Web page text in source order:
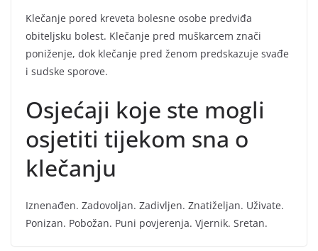
Klečanje pored kreveta bolesne osobe predviđa
obiteljsku bolest. Klečanje pred muškarcem znači
poniženje, dok klečanje pred ženom predskazuje svađe
i sudske sporove.
Osjećaji koje ste mogli
osjetiti tijekom sna o
klečanju
Iznenađen. Zadovoljan. Zadivljen. Znatiželjan. Uživate.
Ponizan. Pobožan. Puni povjerenja. Vjernik. Sretan.